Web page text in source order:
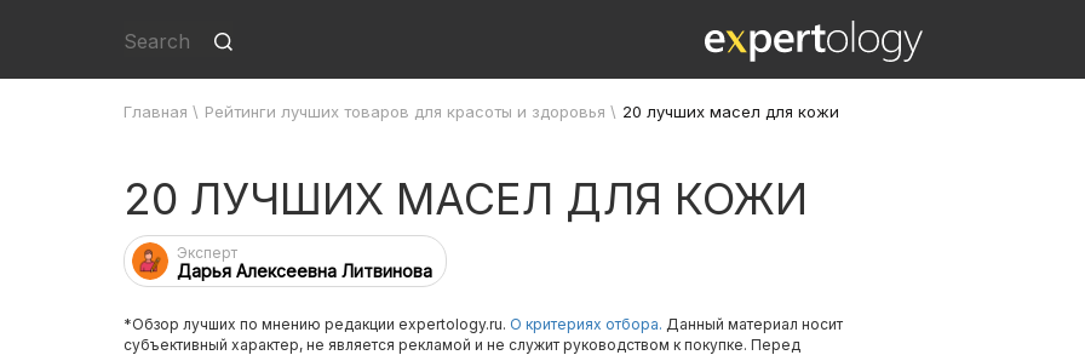
Главная \ Рейтинги лучших товаров для красоты и здоровья \ 20 лучших масел для кожи
20 ЛУЧШИХ МАСЕЛ ДЛЯ КОЖИ
Эксперт
Дарья Алексеевна Литвинова
*Обзор лучших по мнению редакции expertology.ru. О критериях отбора. Данный материал носит
субъективный характер, не является рекламой и не служит руководством к покупке. Перед